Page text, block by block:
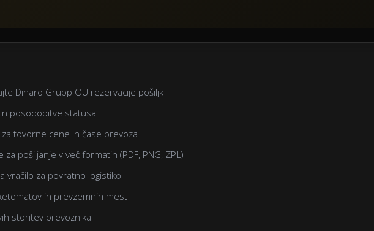
Dinaro Grupp OÜ rezervacije pošiljk
posodobitve statusa
tovorne cene in čase prevoza
pošiljanje v več formatih (PDF, PNG, ZPL)
vračilo za povratno logistiko
in prevzemnih mest
storitev prevoznika